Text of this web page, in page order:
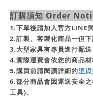
訂購須知 Order
1.下單後請加入官方LINE
2.訂製、客製化商品一但下
3.大型家具有專員進行配
4.實際運費會依您的商品材
5.購買前請閱讀詳細的退
6.部分商品會因運送安全
工具)。